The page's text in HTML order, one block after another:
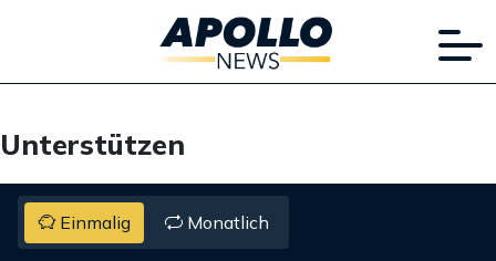
Unterstützen
Einmalig Monatlich